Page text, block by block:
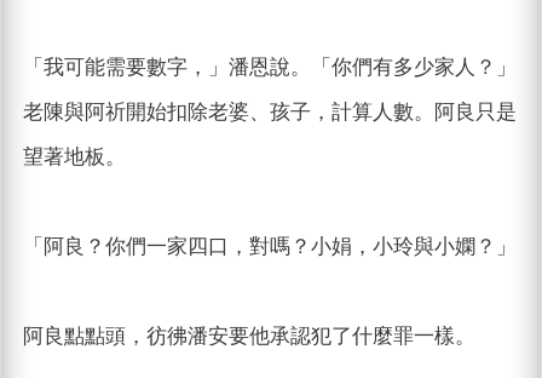
「我可能需要數字，」潘恩說。「你們有多少家人？」
老陳與阿祈開始扣除老婆、孩子，計算人數。阿良只是
望著地板。
「阿良？你們一家四口，對嗎？小娟，小玲與小嫻？」
阿良點點頭，彷彿潘安要他承認犯了什麼罪一樣。